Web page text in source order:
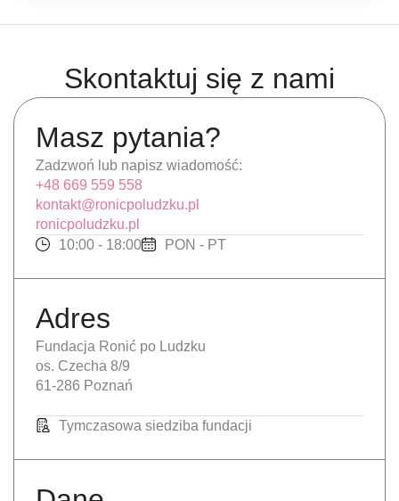
Skontaktuj się z nami
Masz pytania?
Zadzwoń lub napisz wiadomość:
+48 669 559 558
kontakt@ronicpoludzku.pl
ronicpoludzku.pl
10:00 - 18:00
PON - PT
Adres
Fundacja Ronić po Ludzku
os. Czecha 8/9
61-286 Poznań
Tymczasowa siedziba fundacji